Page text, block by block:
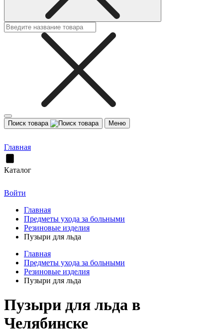
Поиск товара Меню
Главная
Каталог
Войти
Главная
Предметы ухода за больными
Резиновые изделия
Пузыри для льда
Главная
Предметы ухода за больными
Резиновые изделия
Пузыри для льда
Пузыри для льда в
Челябинске